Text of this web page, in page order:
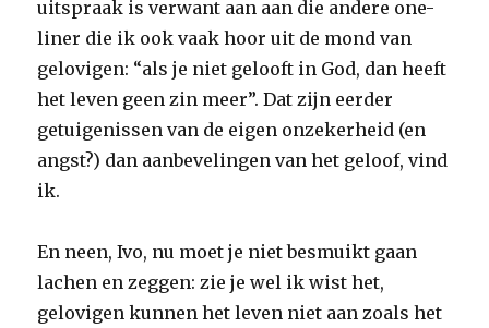
uitspraak is verwant aan aan die andere one-
liner die ik ook vaak hoor uit de mond van
gelovigen: “als je niet gelooft in God, dan heeft
het leven geen zin meer”. Dat zijn eerder
getuigenissen van de eigen onzekerheid (en
angst?) dan aanbevelingen van het geloof, vind
ik.
En neen, Ivo, nu moet je niet besmuikt gaan
lachen en zeggen: zie je wel ik wist het,
gelovigen kunnen het leven niet aan zoals het